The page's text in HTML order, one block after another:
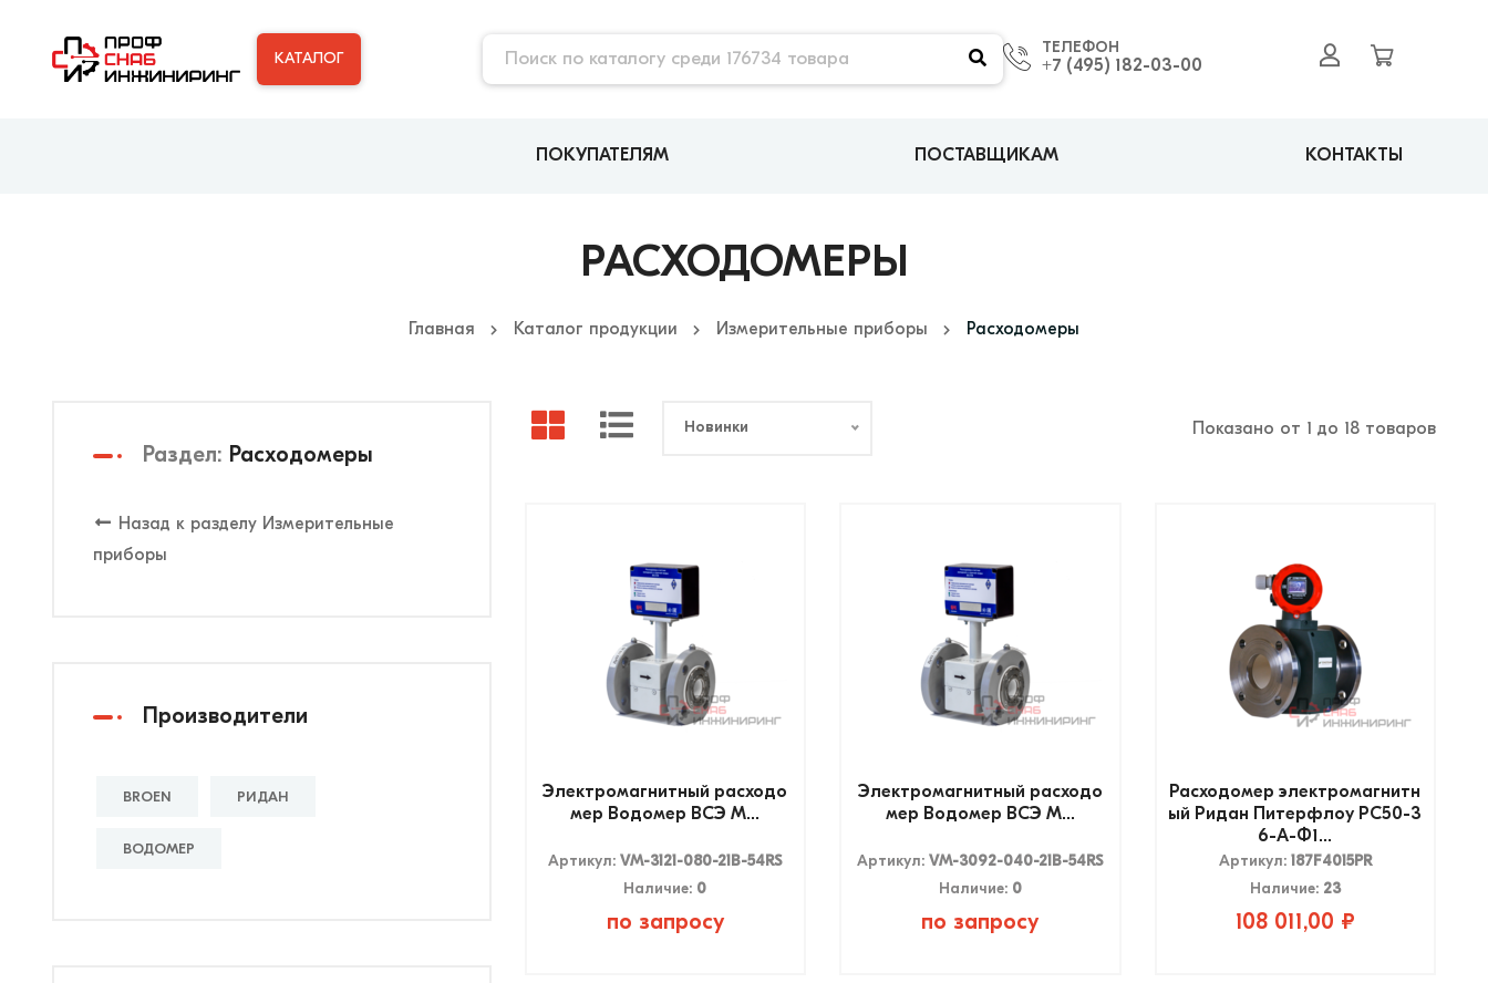
КАТАЛОГ
ТЕЛЕФОН
+7 (495) 182-03-00
ПОКУПАТЕЛЯМ ПОСТАВЩИКАМ КОНТАКТЫ
Главная Каталог продукции Измерительные приборы Расходомеры
РАСХОДОМЕРЫ
Новинки Показано от 1 до 18 товаров
Электромагнитный расходо
мер Водомер ВСЭ М...
Артикул: VM-3121-080-21B-54RS
Наличие: 0
по запросу
Электромагнитный расходо
мер Водомер ВСЭ М...
Артикул: VM-3092-040-21B-54RS
Наличие: 0
по запросу
Расходомер электромагнитн
ый Ридан Питерфлоу РС50-3
6-А-Ф1...
Артикул: 187F4015PR
Наличие: 23
108 011,00 ₽
Раздел: Расходомеры
Назад к разделу Измерительные
приборы
Производители
BROEN РИДАН
ВОДОМЕР